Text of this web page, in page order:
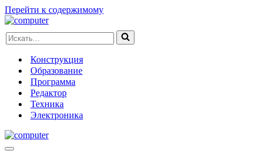
Перейти к содержимому
Искать...
Конструкция
Образование
Программа
Редактор
Техника
Электроника